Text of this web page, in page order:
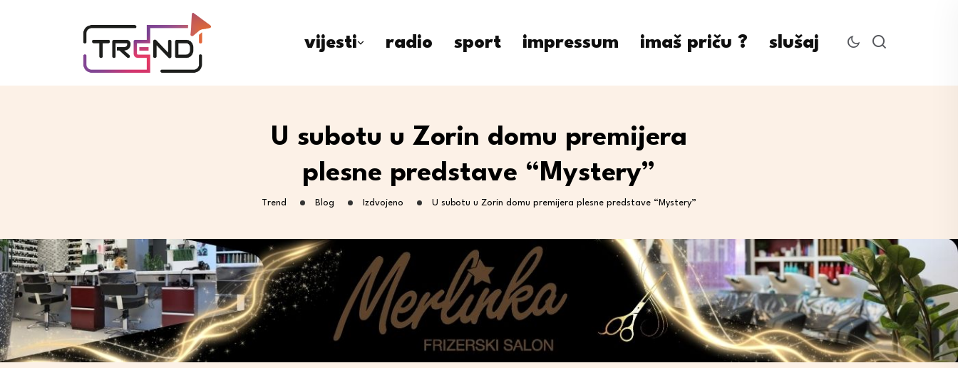
vijesti radio sport impressum imaš priču ? slušaj
U subotu u Zorin domu premijera
plesne predstave “Mystery”
Trend Blog Izdvojeno U subotu u Zorin domu premijera plesne predstave “Mystery”